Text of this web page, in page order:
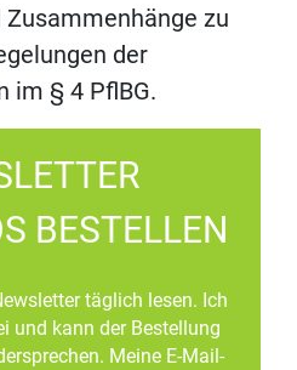
zu
der
im § 4 PflBG.
BESTELLEN
täglich lesen. Ich
und kann der Bestellung
Meine E-Mail-